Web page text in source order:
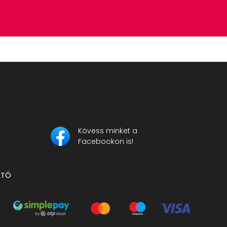
Kövess minket a
Facebookon is!